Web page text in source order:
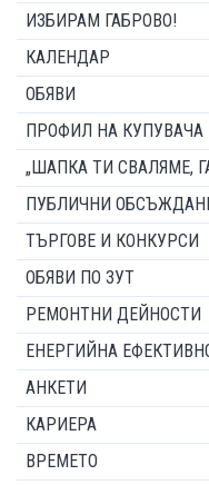
ИЗБИРАМ ГАБРОВО!
КАЛЕНДАР
ОБЯВИ
ПРОФИЛ НА КУПУВАЧА
„ШАПКА ТИ СВАЛЯМЕ,
ПУБЛИЧНИ
ТЪРГОВЕ И КОНКУРСИ
ОБЯВИ ПО ЗУТ
РЕМОНТНИ ДЕЙНОСТИ
ЕНЕРГИЙНА
АНКЕТИ
КАРИЕРА
ВРЕМЕТО